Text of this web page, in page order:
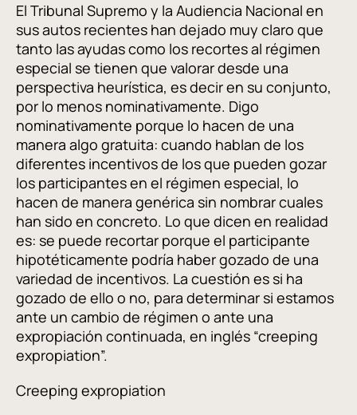
El Tribunal Supremo y la Audiencia Nacional en
sus autos recientes han dejado muy claro que
tanto las ayudas como los recortes al régimen
especial se tienen que valorar desde una
perspectiva heurística, es decir en su conjunto,
por lo menos nominativamente. Digo
nominativamente porque lo hacen de una
manera algo gratuita: cuando hablan de los
diferentes incentivos de los que pueden gozar
los participantes en el régimen especial, lo
hacen de manera genérica sin nombrar cuales
han sido en concreto. Lo que dicen en realidad
es: se puede recortar porque el participante
hipotéticamente podría haber gozado de una
variedad de incentivos. La cuestión es si ha
gozado de ello o no, para determinar si estamos
ante un cambio de régimen o ante una
expropiación continuada, en inglés “creeping
expropiation”.
Creeping expropiation